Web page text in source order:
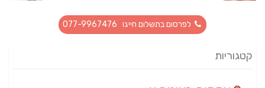
לפרסום בתשלום חייגו 077-9967476
קטגוריות